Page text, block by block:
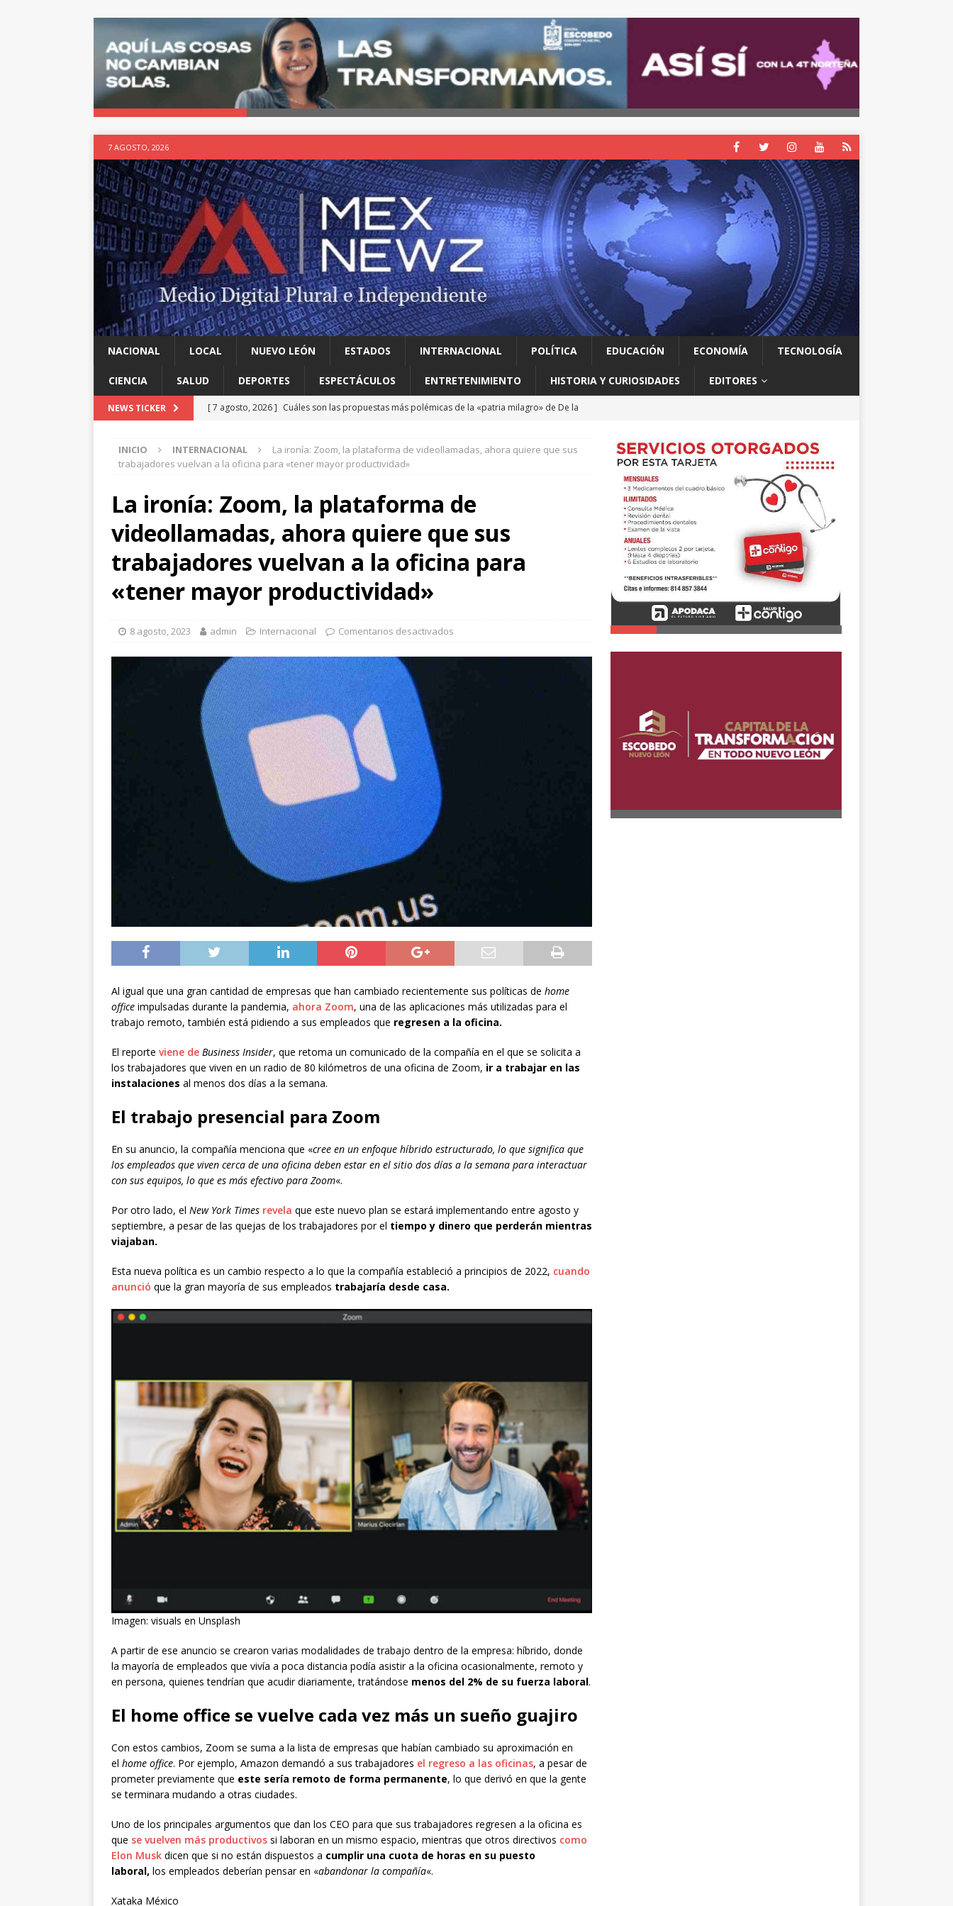
7 AGOSTO, 2026
NACIONAL LOCAL NUEVO LEÓN ESTADOS INTERNACIONAL POLÍTICA EDUCACIÓN ECONOMÍA TECNOLOGÍA
CIENCIA SALUD DEPORTES ESPECTÁCULOS ENTRETENIMIENTO HISTORIA Y CURIOSIDADES EDITORES
NEWS TICKER [ 7 agosto, 2026 ] Cuáles son las propuestas más polémicas de la «patria milagro» de De la
[ 7 agosto, 2026 ] México y Perú restablecen relaciones tras crisis diplomática
[ 7 agosto, 2026 ]
Investigan empacadora de chiles jalapeños en Nuevo León por brote de
salmonella
LOCAL
Algo que vale la pena leer
ALBERTO BOARDMAN
Instalan en Guadalupe Consejo Municipal de Participación de la Mujer
LOCAL
INICIO INTERNACIONAL
La ironía: Zoom, la plataforma de videollamadas, ahora quiere que sus
trabajadores vuelvan a la oficina para «tener mayor productividad»
La ironía: Zoom, la plataforma de
videollamadas, ahora quiere que sus
trabajadores vuelvan a la oficina para
«tener mayor productividad»
8 agosto, 2023 admin Internacional Comentarios desactivados
Al igual que una gran cantidad de empresas que han cambiado recientemente sus políticas de home
office impulsadas durante la pandemia, ahora Zoom, una de las aplicaciones más utilizadas para el
trabajo remoto, también está pidiendo a sus empleados que regresen a la oficina.
El reporte viene de Business Insider, que retoma un comunicado de la compañía en el que se solicita a
los trabajadores que viven en un radio de 80 kilómetros de una oficina de Zoom, ir a trabajar en las
instalaciones al menos dos días a la semana.
El trabajo presencial para Zoom
En su anuncio, la compañía menciona que «cree en un enfoque híbrido estructurado, lo que significa que
los empleados que viven cerca de una oficina deben estar en el sitio dos días a la semana para interactuar
con sus equipos, lo que es más efectivo para Zoom«.
Por otro lado, el New York Times revela que este nuevo plan se estará implementando entre agosto y
septiembre, a pesar de las quejas de los trabajadores por el tiempo y dinero que perderán mientras
viajaban.
Esta nueva política es un cambio respecto a lo que la compañía estableció a principios de 2022, cuando
anunció que la gran mayoría de sus empleados trabajaría desde casa.
Imagen: visuals en Unsplash
A partir de ese anuncio se crearon varias modalidades de trabajo dentro de la empresa: híbrido, donde
la mayoría de empleados que vivía a poca distancia podía asistir a la oficina ocasionalmente, remoto y
en persona, quienes tendrían que acudir diariamente, tratándose menos del 2% de su fuerza laboral.
El home office se vuelve cada vez más un sueño guajiro
Con estos cambios, Zoom se suma a la lista de empresas que habían cambiado su aproximación en
el home office. Por ejemplo, Amazon demandó a sus trabajadores el regreso a las oficinas, a pesar de
prometer previamente que este sería remoto de forma permanente, lo que derivó en que la gente
se terminara mudando a otras ciudades.
Uno de los principales argumentos que dan los CEO para que sus trabajadores regresen a la oficina es
que se vuelven más productivos si laboran en un mismo espacio, mientras que otros directivos como
Elon Musk dicen que si no están dispuestos a cumplir una cuota de horas en su puesto
laboral, los empleados deberían pensar en «abandonar la compañía«.
Xataka México